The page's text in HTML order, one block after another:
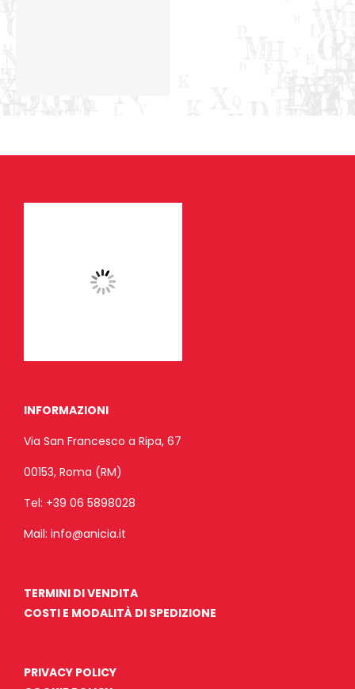
INFORMAZIONI
Via San Francesco a Ripa, 67
00153, Roma (RM)
Tel: +39 06 5898028
Mail: info@anicia.it
TERMINI DI VENDITA
COSTI E MODALITÀ DI SPEDIZIONE
PRIVACY POLICY